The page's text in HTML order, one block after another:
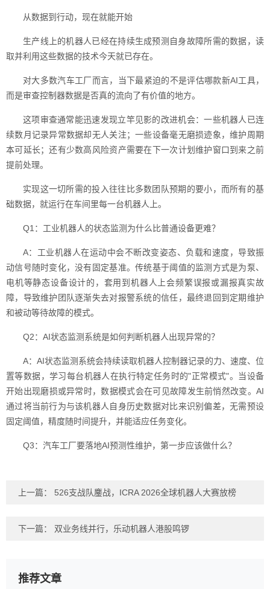
从数据到行动，现在就能开始
生产线上的机器人已经在持续生成预测自身故障所需的数据，读
取并利用这些数据的技术今天就已存在。
对大多数汽车工厂而言，当下最紧迫的不是评估哪款新AI工具，
而是审查控制器数据是否真的流向了有价值的地方。
这项审查通常能迅速发现立竿见影的改进机会：一些机器人已连
续数月记录异常数据却无人关注；一些设备毫无磨损迹象，维护周期
本可延长；还有少数高风险资产需要在下一次计划维护窗口到来之前
提前处理。
实现这一切所需的投入往往比多数团队预期的要小，而所有的基
础数据，就运行在车间里每一台机器人上。
Q1：工业机器人的状态监测为什么比普通设备更难？
A：工业机器人在运动中会不断改变姿态、负载和速度，导致振
动信号随时变化，没有固定基准。传统基于阈值的监测方式是为泵、
电机等静态设备设计的，套用到机器人上会频繁误报或漏报真实故
障，导致维护团队逐渐失去对报警系统的信任，最终退回到定期维护
和被动等待故障的模式。
Q2：AI状态监测系统是如何判断机器人出现异常的？
A：AI状态监测系统会持续读取机器人控制器记录的力、速度、位
置等数据，学习每台机器人在执行特定任务时的"正常模式"。当设备
开始出现磨损或异常时，数据模式会在可见故障发生前悄然改变。AI
通过将当前行为与该机器人自身历史数据对比来识别偏差，无需预设
固定阈值，精度随时间提升，并能适应任务变化。
Q3：汽车工厂要落地AI预测性维护，第一步应该做什么？
上一篇： 526支战队鏖战，ICRA 2026全球机器人大赛放榜
下一篇： 双业务线并行，乐动机器人港股鸣锣
推荐文章